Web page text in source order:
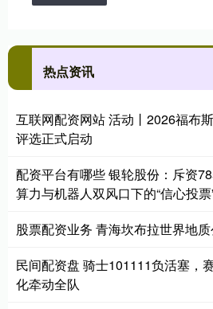
热点资讯
互联网配资网站 活动丨2026福布
评选正式启动
配资平台有哪些 银轮股份：斥资
算力与机器人双风口下的“信心投票
股票配资业务 青海坎布拉世界地
民间配资盘 骑士101111负活塞，
化牵动全队